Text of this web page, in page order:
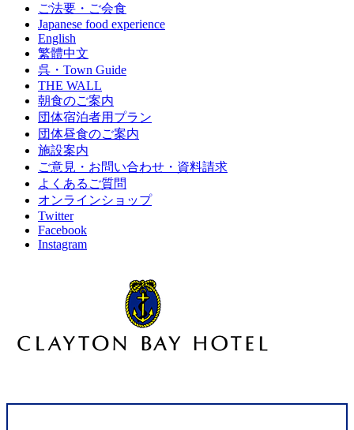
ご法要・ご会食
Japanese food experience
English
繁體中文
呉・Town Guide
THE WALL
朝食のご案内
団体宿泊者用プラン
団体昼食のご案内
施設案内
ご意見・お問い合わせ・資料請求
よくあるご質問
オンラインショップ
Twitter
Facebook
Instagram